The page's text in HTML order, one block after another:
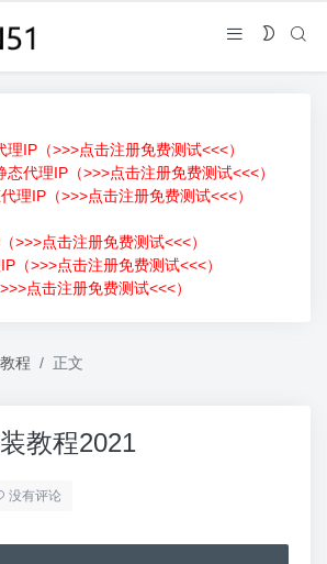
IP（>>>点击注册免费测试<<<）
代理IP（>>>点击注册免费测试<<<）
理IP（>>>点击注册免费测试<<<）
>>>点击注册免费测试<<<）
（>>>点击注册免费测试<<<）
点击注册免费测试<<<）
程 正文
教程2021
没有评论